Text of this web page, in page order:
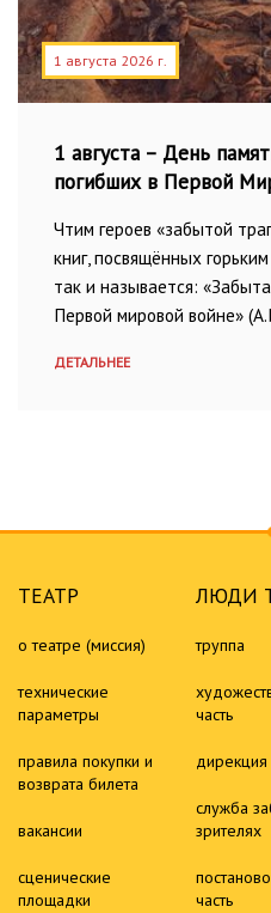
1 августа 2026 г.
1 августа – День
погибших в Первой
Чтим героев «забытой
книг, посвящённых
так и называется:
Первой мировой войне»
ДЕТАЛЬНЕЕ
ТЕАТР
о театре (миссия)
технические
параметры
правила покупки и
возврата билета
вакансии
сценические
площадки
ЛЮДИ
труппа
часть
дирекция
служба
зрителях
часть